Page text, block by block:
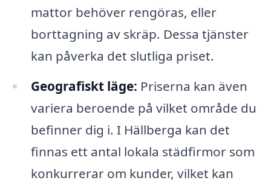
mattor behöver rengöras, eller
borttagning av skräp. Dessa tjänster
kan påverka det slutliga priset.
Geografiskt läge: Priserna kan även
variera beroende på vilket område du
befinner dig i. I Hällberga kan det
finnas ett antal lokala städfirmor som
konkurrerar om kunder, vilket kan